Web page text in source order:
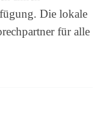
Die lokale
für alle